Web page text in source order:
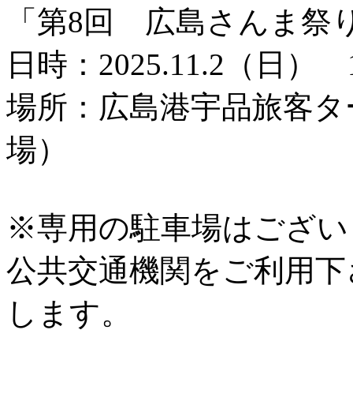
「第8回 広島さんま祭
日時：2025.11.2（日）
場所：広島港宇品旅客
場）
※専用の駐車場はござ
公共交通機関をご利用
します。